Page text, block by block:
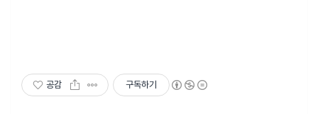
공감 구독하기